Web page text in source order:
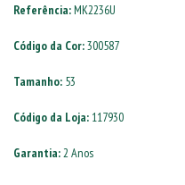
Referência:MK2236U
Código da Cor:300587
Tamanho: 53
Código da Loja: 117930
Garantia: 2 Anos